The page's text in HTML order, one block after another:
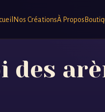
Nos CréationsÀ Propos
des